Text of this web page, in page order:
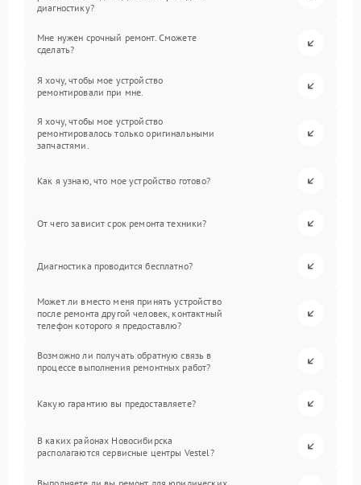
диагностику?
Мне нужен срочный ремонт. Сможете
сделать?
Я хочу, чтобы мое устройство
ремонтировали при мне.
Я хочу, чтобы мое устройство
ремонтировалось только оригинальными
запчастями.
Как я узнаю, что мое устройство готово?
От чего зависит срок ремонта техники?
Диагностика проводится бесплатно?
Может ли вместо меня принять устройство
после ремонта другой человек, контактный
телефон которого я предоставлю?
Возможно ли получать обратную связь в
процессе выполнения ремонтных работ?
Какую гарантию вы предоставляете?
В каких районах Новосибирска
располагаются сервисные центры Vestel?